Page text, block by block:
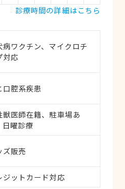
診療時間の詳細はこちら
病ワクチン、マイクロチ
対応
口腔系疾患
獣医師在籍、駐車場あ
日曜診療
ズ販売
ジットカード対応